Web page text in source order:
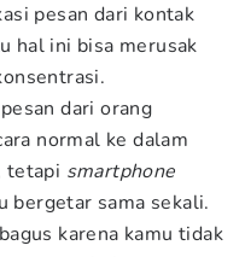
pesan dari kontak
hal ini bisa merusak
dari orang
normal ke dalam
tetapi smartphone
bergetar sama sekali.
karena kamu tidak